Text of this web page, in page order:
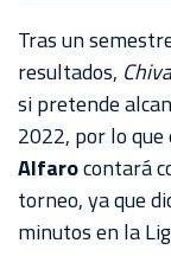
REBAÑO
CHIVAS
TIENDA
CHIVAS
CHIVASTV
Tras un
resultados,
si pretende
2022, por lo
Alfarocontará
torneo, ya que
minutos en la